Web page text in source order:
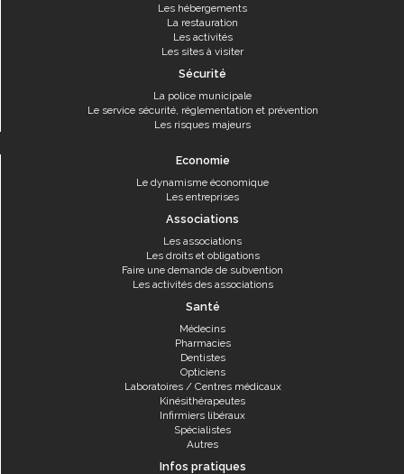
Les hébergements
La restauration
Les activités
Les sites à visiter
Sécurité
La police municipale
Le service sécurité, réglementation et prévention
Les risques majeurs
Economie
Le dynamisme économique
Les entreprises
Associations
Les associations
Les droits et obligations
Faire une demande de subvention
Les activités des associations
Santé
Médecins
Pharmacies
Dentistes
Opticiens
Laboratoires / Centres médicaux
Kinésithérapeutes
Infirmiers libéraux
Spécialistes
Autres
Infos pratiques